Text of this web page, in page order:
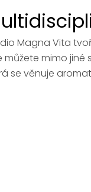
Magna Vita
můžete mimo jiné
se věnuje